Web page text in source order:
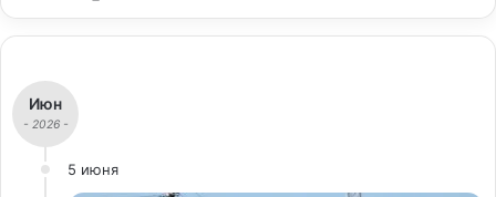
Июн
- 2026 -
5 июня